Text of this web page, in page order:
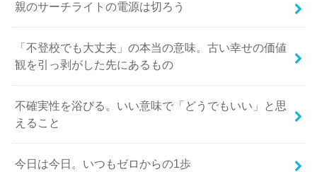
親のサーチライトの電源は切ろう
「不登校でも大丈夫」の本当の意味。古い幸せの価値
観を引っ剥がした先にあるもの
不確実性を浴びる。いい意味で「どうでもいい」と思
えること
今日は今日。いつもゼロからの1歩